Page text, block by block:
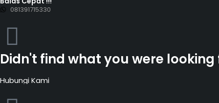
081391715330
Didn't find what you were looking
Hubungi Kami